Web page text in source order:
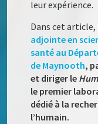
leur expérience.
Dans cet article,
adjointe en
santé au
de Maynooth,
et diriger le
le premier
dédié à la
l’humain.